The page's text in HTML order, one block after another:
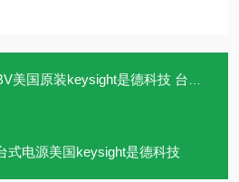
美国原装keysight是德科技 台式电源
式电源美国keysight是德科技